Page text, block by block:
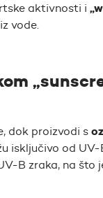
aktivnosti i
vode.
dok proizvodi s
isključivo od
B zraka, na